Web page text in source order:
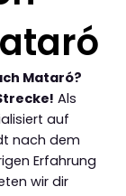
Mataró?
Als
auf
nach dem
Erfahrung
wir dir